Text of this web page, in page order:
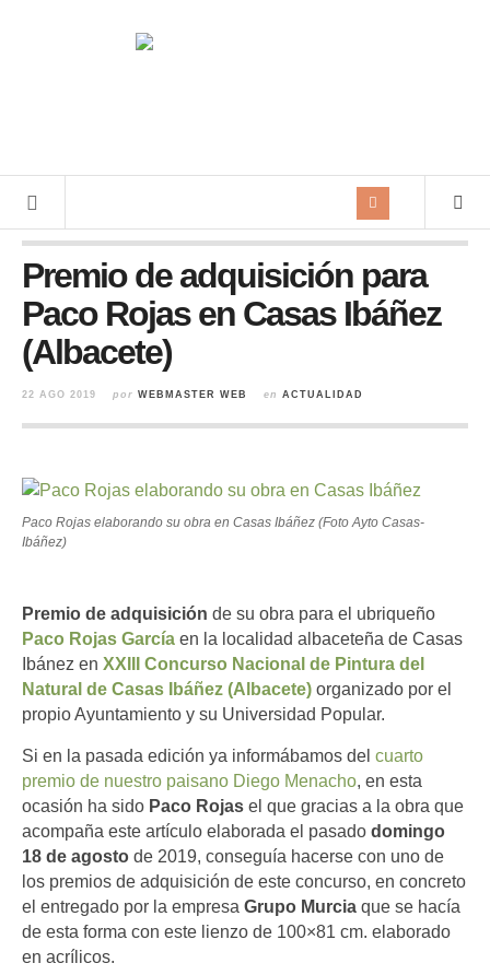
Premio de adquisición para
Paco Rojas en Casas Ibáñez
(Albacete)
22 AGO 2019 por WEBMASTER WEB en ACTUALIDAD
Paco Rojas elaborando su obra en Casas Ibáñez (Foto Ayto Casas-
Ibáñez)
Premio de adquisición de su obra para el ubriqueño
Paco Rojas García en la localidad albaceteña de Casas
Ibánez en XXIII Concurso Nacional de Pintura del
Natural de Casas Ibáñez (Albacete) organizado por el
propio Ayuntamiento y su Universidad Popular.
Si en la pasada edición ya informábamos del cuarto
premio de nuestro paisano Diego Menacho, en esta
ocasión ha sido Paco Rojas el que gracias a la obra que
acompaña este artículo elaborada el pasado domingo
18 de agosto de 2019, conseguía hacerse con uno de
los premios de adquisición de este concurso, en concreto
el entregado por la empresa Grupo Murcia que se hacía
de esta forma con este lienzo de 100×81 cm. elaborado
en acrílicos.